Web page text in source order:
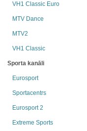
VH1 Classic Euro
MTV Dance
MTV2
VH1 Classic
Sporta kanāli
Eurosport
Sportacentrs
Eurosport 2
Extreme Sports